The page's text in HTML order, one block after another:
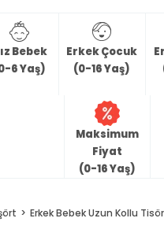
Bebek
6 Yaş)
Erkek Çocuk
(0-16 Yaş)
Maksimum
Fiyat
(0-16 Yaş)
Erkek Bebek Uzun Kollu